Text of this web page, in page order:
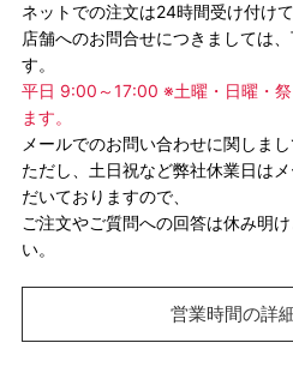
ネットでの注文は24時間受け付け
店舗へのお問合せにつきましては
す。
平日 9:00～17:00 ※土曜・日曜・
ます。
メールでのお問い合わせに関しま
ただし、土日祝など弊社休業日は
だいておりますので、
ご注文やご質問への回答は休み明
い。
営業時間の詳